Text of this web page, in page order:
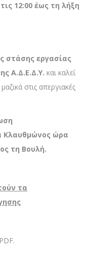
12:00 έως τη λήξη
στάσης εργασίας
Α.Δ.Ε.Δ.Υ. και καλεί
στις απεργιακές
Κλαυθμώνος ώρα
τη Βουλή.
τα